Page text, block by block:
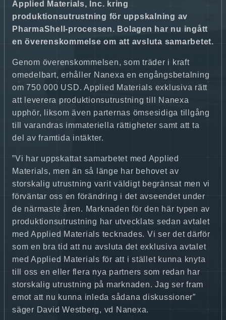
Applied Materials, Inc. kring
produktionsutrustning för uppskalning av
PharmaShell-processen. Bolagen har nu ingått
en överenskommelse om att avsluta samarbetet.
Genom överenskommelsen, som träder i kraft
omedelbart, erhåller Nanexa en engångsbetalning
om 750 000 USD. Applied Materials exklusiva rätt
att leverera produktionsutrustning till Nanexa
upphör, liksom även parternas ömsesidiga tillgång
till varandras immateriella rättigheter samt att ta
del av framtida intäkter.
”Vi har uppskattat samarbetet med Applied
Materials, men än så länge har behovet av
storskalig utrustning varit väldigt begränsat men vi
förväntar oss en förändring i det avseendet under
de närmaste åren. Marknaden för den här typen av
produktionsutrustning har utvecklats sedan avtalet
med Applied Materials tecknades. Vi ser det därför
som en bra tid att nu avsluta det exklusiva avtalet
med Applied Materials för att i stället kunna knyta
till oss en eller flera nya partners som redan har
storskalig utrustning på marknaden. Jag ser fram
emot att nu kunna inleda sådana diskussioner”
säger David Westberg, vd Nanexa.